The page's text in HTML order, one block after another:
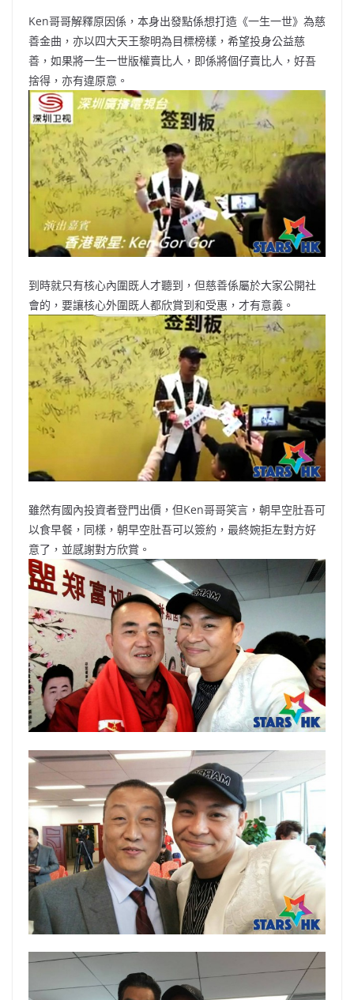
Ken哥哥解釋原因係，本身出發點係想打造《一生一世》為慈
善金曲，亦以四大天王黎明為目標榜樣，希望投身公益慈
善，如果將一生一世版權賣比人，即係將個仔賣比人，好吾
捨得，亦有違原意。
到時就只有核心內圍既人才聽到，但慈善係屬於大家公開社
會的，要讓核心外圍既人都欣賞到和受惠，才有意義。
雖然有國內投資者登門出價，但Ken哥哥笑言，朝早空肚吾可
以食早餐，同樣，朝早空肚吾可以簽約，最終婉拒左對方好
意了，並感謝對方欣賞。